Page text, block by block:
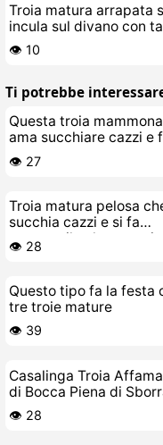
Troia matura arrapata
incula sul divano con
anale
👁️ 10
Ti potrebbe
Questa troia mammona
ama succhiare cazzi e
scopare
👁️ 27
Troia matura pelosa
succhia cazzi e si fa
scopare il culo a pezzi
👁️ 28
Questo tipo fa la festa
tre troie mature
👁️ 39
Casalinga Troia
di Bocca Piena di
👁️ 28